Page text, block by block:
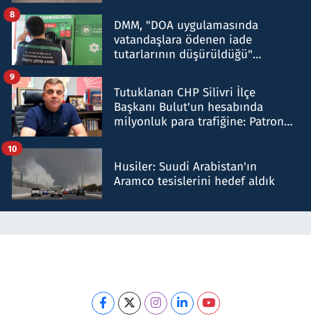
DMM, "DOA uygulamasında
vatandaşlara ödenen iade
tutarlarının düşürüldüğü"
8
Tutuklanan CHP Silivri İlçe
Başkanı Bulut'un hesabında
milyonluk para trafiğine: Patron
9
Husiler: Suudi Arabistan'ın
Aramco tesislerini hedef aldık
10